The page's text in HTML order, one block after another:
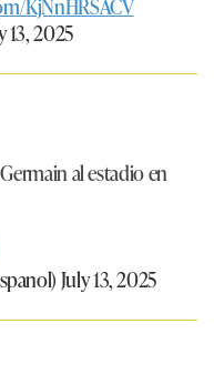
KjNnHRSACV
13, 2025
al estadio en
July 13, 2025